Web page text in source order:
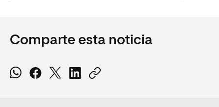
Comparte esta noticia